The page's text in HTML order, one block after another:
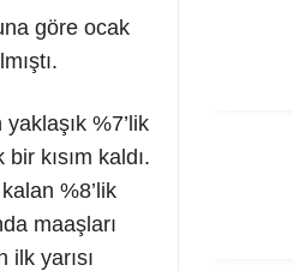
göre ocak
%7’lik
kısım kaldı.
%8’lik
maaşları
yarısı